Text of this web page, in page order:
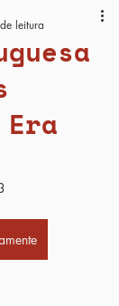
Era
leitura